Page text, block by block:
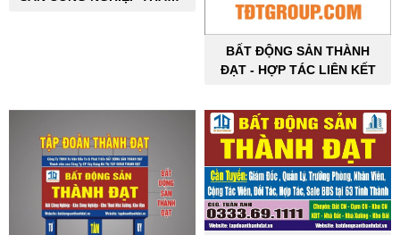
BẤT ĐỘNG SẢN THÀNH
ĐẠT - HỢP TÁC LIÊN KẾT